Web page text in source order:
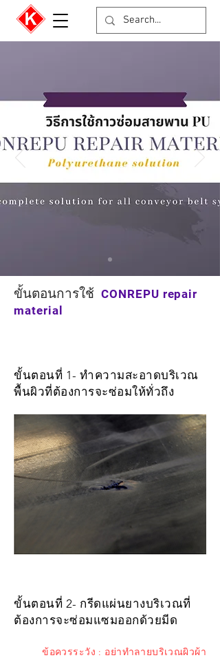
ขั้นตอนการใช้ CONREPU repair
material
ขั้นตอนที่ 1- ทำความสะอาดบริเวณ
พื้นผิวที่ต้องการจะซ่อมให้ทั่วถึง
ขั้นตอนที่ 2- กรีดแผ่นยางบริเวณที่
ต้องการจะซ่อมแซมออกด้วยมีด
ข้อควรระวัง : อย่าทำลายบริเวณผิวผ้า